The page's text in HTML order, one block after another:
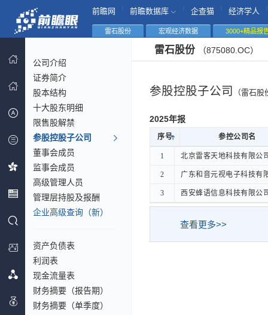
前瞻网 前瞻数据库 企查猫 经济学人
雷石股份 宏观经济数据 3000+精品报
公司介绍
证券简介
股本结构
十大股东明细
限售股解禁
参股控股子公司
董事会成员
监事会成员
高级管理人员
管理层持股及报酬
企业高级查询（新）
资产负债表
利润表
现金流量表
财务摘要（报告期）
财务摘要（单季度）
雷石股份 （875080.OC）
参股控股子公司 （雷石股
2025年报
序号
参控公司名
序号
参控公司名
1 北京雷客天地科技有限公
2 广东和音元视电子科技有
3 西安蜂语信息科技有限公
序号 参控公司名
1 北京雷客天地科技有限公
2 广东和音元视电子科技有
3 西安蜂语信息科技有限公
查看更多>>